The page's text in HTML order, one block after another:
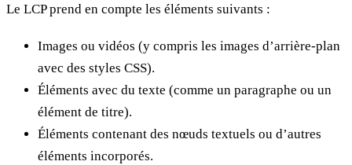
Le LCP prend en compte les éléments suivants :
Images ou vidéos (y compris les images d’arrière-plan
avec des styles CSS).
Éléments avec du texte (comme un paragraphe ou un
élément de titre).
Éléments contenant des nœuds textuels ou d’autres
éléments incorporés.